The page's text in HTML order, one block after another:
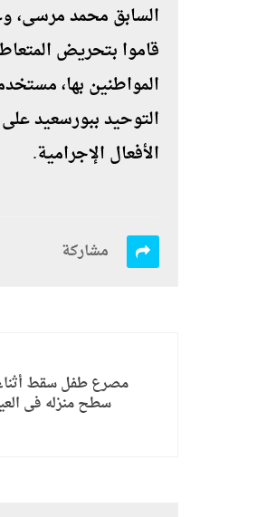
السابق محمد مرسى،
قاموا بتحريض
المواطنين بها،
التوحيد ببورسعيد
الأفعال الإجرامية.
مشاركة
مصرع طفل سقط
سطح منزله فى